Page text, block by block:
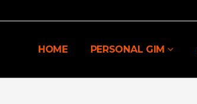
HOME PERSONAL GIM